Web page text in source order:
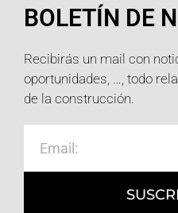
BOLETÍN DE
Recibirás un mail con
oportunidades, …, todo
de la construcción.